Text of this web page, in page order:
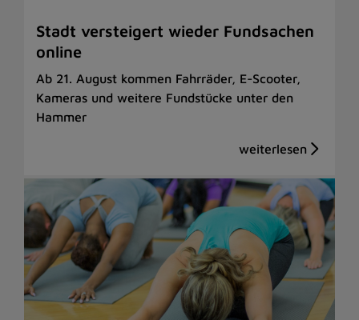
Stadt versteigert wieder Fundsachen
online
Ab 21. August kommen Fahrräder, E-Scooter,
Kameras und weitere Fundstücke unter den
Hammer